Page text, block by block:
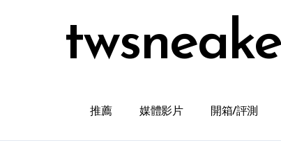
推薦 媒體影片 開箱/評測